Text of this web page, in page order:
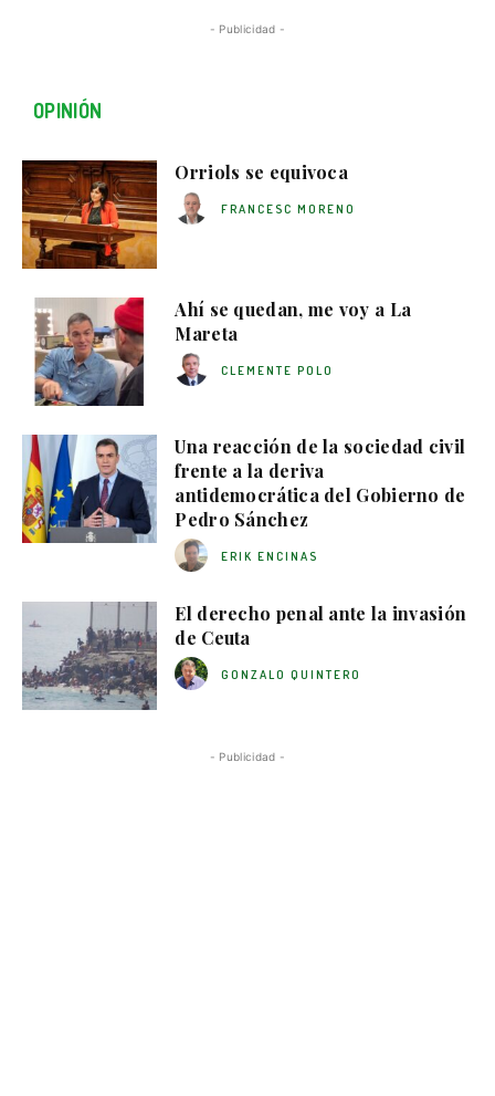
- Publicidad -
OPINIÓN
Orriols se equivoca
FRANCESC MORENO
Ahí se quedan, me voy a La
Mareta
CLEMENTE POLO
Una reacción de la sociedad civil
frente a la deriva
antidemocrática del Gobierno de
Pedro Sánchez
ERIK ENCINAS
El derecho penal ante la invasión
de Ceuta
GONZALO QUINTERO
- Publicidad -